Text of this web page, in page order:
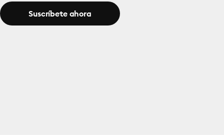
Suscríbete ahora